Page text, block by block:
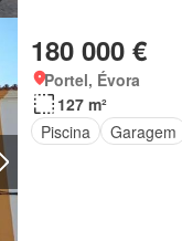
180 000 €
Portel, Évora
127 m²
Piscina
Garagem